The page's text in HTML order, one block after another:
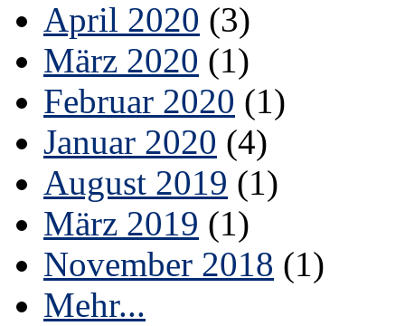
April 2020 (3)
März 2020 (1)
Februar 2020 (1)
Januar 2020 (4)
August 2019 (1)
März 2019 (1)
November 2018 (1)
Mehr...